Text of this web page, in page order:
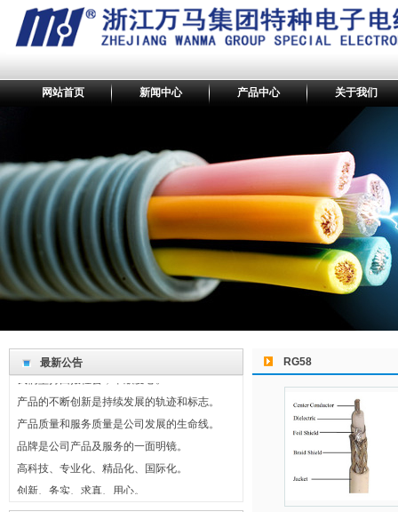
网站首页 新闻中心 产品中心 关于我们
最新公告
最新公告
我们坚持回报社会，奉献爱心。
产品的不断创新是持续发展的轨迹和标志。
产品质量和服务质量是公司发展的生命线。
品牌是公司产品及服务的一面明镜。
高科技、专业化、精品化、国际化。
创新、务实、求真、用心。
RG58